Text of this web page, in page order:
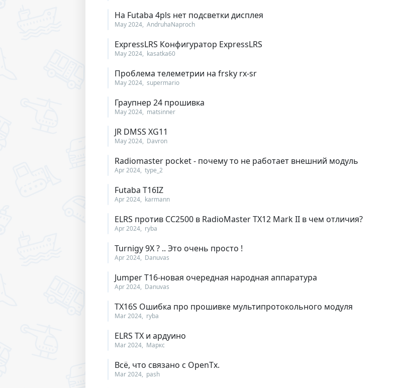
На Futaba 4pls нет подсветки дисплея
May 2024 AndruhaNaproch
ExpressLRS Конфигуратор ExpressLRS
May 2024 kasatka60
Проблема телеметрии на frsky rx-sr
May 2024 supermario
Граупнер 24 прошивка
May 2024 matsinner
JR DMSS XG11
May 2024 Davron
Radiomaster pocket - почему то не работает внешний модуль
Apr 2024 type_2
Futaba T16IZ
Apr 2024 karmann
ELRS против CC2500 в RadioMaster TX12 Mark II в чем отличия?
Apr 2024 ryba
Turnigy 9X ? .. Это очень просто !
Apr 2024 Danuvas
Jumper T16-новая очередная народная аппаратура
Apr 2024 Danuvas
TX16S Ошибка про прошивке мультипротокольного модуля
Mar 2024 ryba
ELRS TX и ардуино
Mar 2024 Маркс
Всё, что связано с OpenTx.
Mar 2024 pash